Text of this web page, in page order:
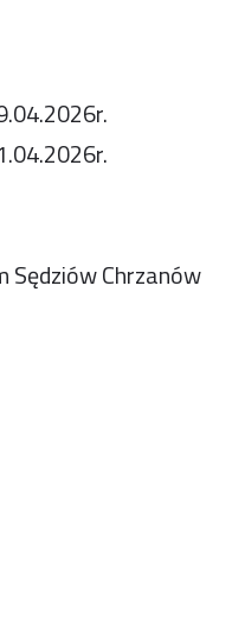
Sędziów Chrzanów